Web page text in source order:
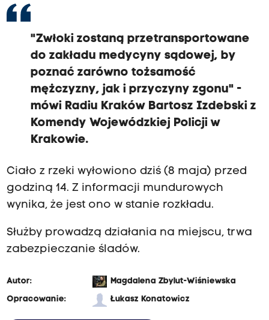
"Zwłoki zostaną przetransportowane
do zakładu medycyny sądowej, by
poznać zarówno tożsamość
mężczyzny, jak i przyczyny zgonu" -
mówi Radiu Kraków Bartosz Izdebski z
Komendy Wojewódzkiej Policji w
Krakowie.
Ciało z rzeki wyłowiono dziś (8 maja) przed
godziną 14. Z informacji mundurowych
wynika, że jest ono w stanie rozkładu.
Służby prowadzą działania na miejscu, trwa
zabezpieczanie śladów.
Autor:
Magdalena Zbylut-Wiśniewska
Opracowanie:
Łukasz Konatowicz